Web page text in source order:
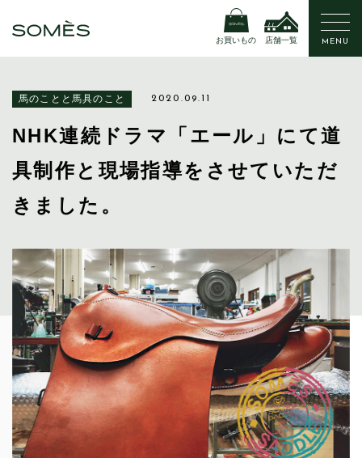
お買いもの 店舗一覧 MENU
馬のことと馬具のこと 2020.09.11
NHK連続ドラマ「エール」にて道
具制作と現場指導をさせていただ
きました。